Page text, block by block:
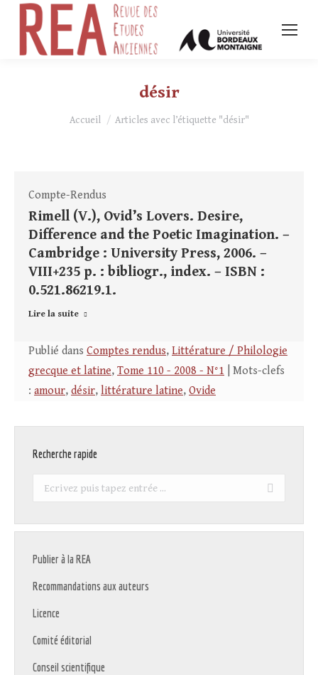
désir
Vous êtes ici :
Accueil Articles avec l’étiquette "désir"
Compte-Rendus
Rimell (V.), Ovid’s Lovers. Desire,
Difference and the Poetic Imagination. –
Cambridge : University Press, 2006. –
VIII+235 p. : bibliogr., index. – ISBN :
0.521.86219.1.
Lire la suite
Publié dans Comptes rendus, Littérature / Philologie
grecque et latine, Tome 110 - 2008 - N°1 | Mots-clefs
: amour, désir, littérature latine, Ovide
Recherche rapide
Recherche
Publier à la REA
Recommandations aux auteurs
Licence
Comité éditorial
Conseil scientifique